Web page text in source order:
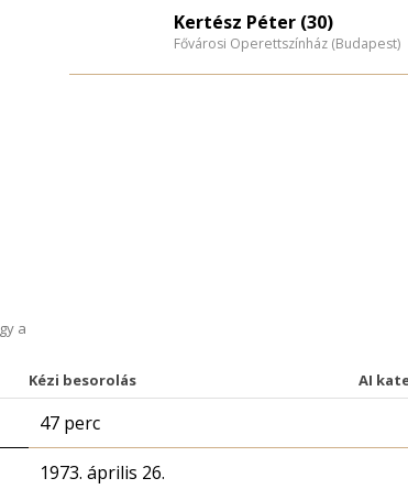
a
Kertész Péter (30)
Fővárosi Operettszínház (Budapest)
Kézi besorolás AI
47 perc
1973. április 26.